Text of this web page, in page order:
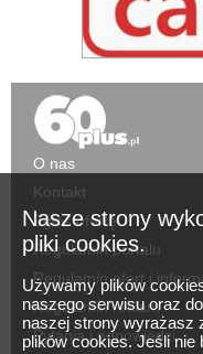
Nasze strony
pliki cookies.
Używamy plików
naszego serwisu oraz
naszej strony wyrażasz
plików cookies. Jeśli nie
O nas
Kontakt
Zgłoś ofertę
Regulamin portalu
Regulamin ofert i
Regulamin reklam
Pytania i odpowiedzi